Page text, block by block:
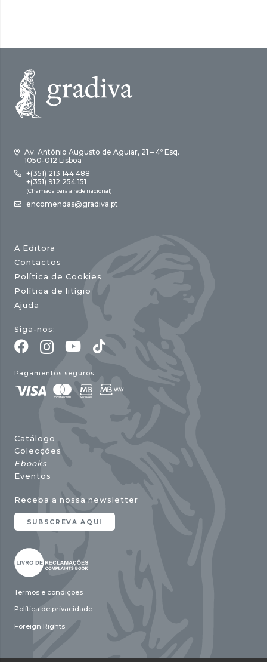
Av. António Augusto de Aguiar, 21 – 4º Esq.
1050-012 Lisboa
+(351) 213 144 488
+(351) 912 254 151
(Chamada para a rede nacional)
encomendas@gradiva.pt
A Editora
Contactos
Política de Cookies
Política de litígio
Ajuda
Siga-nos:
Pagamentos seguros:
Catálogo
Colecções
Ebooks
Eventos
Receba a nossa newsletter
SUBSCREVA AQUI
Termos e condições
Política de privacidade
Foreign Rights